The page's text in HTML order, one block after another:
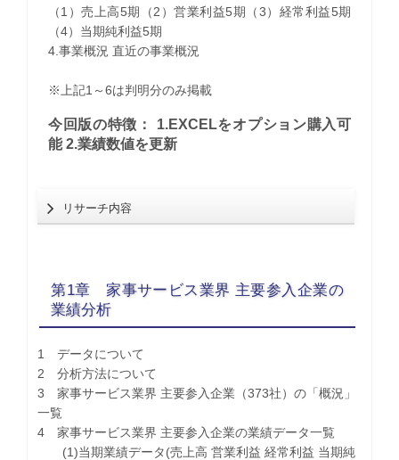
（1）売上高5期（2）営業利益5期（3）経常利益5期
（4）当期純利益5期
4.事業概況 直近の事業概況
※上記1～6は判明分のみ掲載
今回版の特徴： 1.EXCELをオプション購入可
能 2.業績数値を更新
リサーチ内容
第1章 家事サービス業界 主要参入企業の
業績分析
1 データについて
2 分析方法について
3 家事サービス業界 主要参入企業（373社）の「概況」
一覧
4 家事サービス業界 主要参入企業の業績データ一覧
(1)当期業績データ(売上高 営業利益 経常利益 当期純